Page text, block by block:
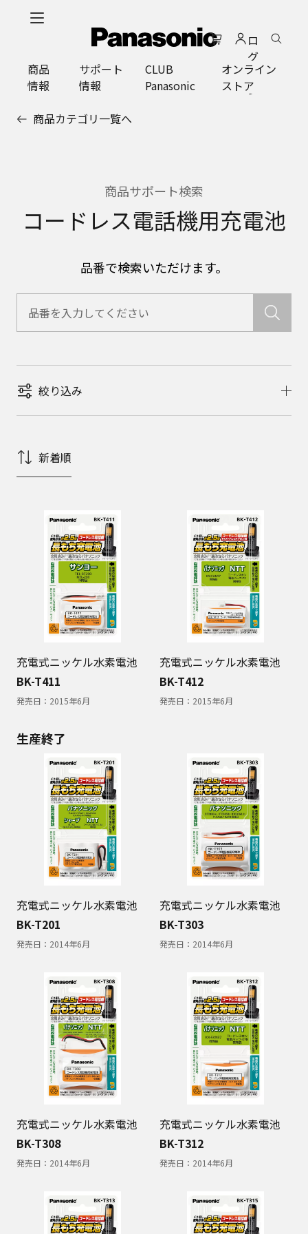
ロ
グ
イ
ン
商品
情報
サポート
情報
CLUB
Panasonic
オンライン
ストア
商品カテゴリ一覧へ
商品サポート検索
コードレス電話機用充電池
品番で検索いただけます。
絞り込み
新着順
充電式ニッケル水素電池
BK-T411
発売日： 2015年6月
充電式ニッケル水素電池
BK-T412
発売日： 2015年6月
生産終了
充電式ニッケル水素電池
BK-T201
発売日： 2014年6月
充電式ニッケル水素電池
BK-T303
発売日： 2014年6月
充電式ニッケル水素電池
BK-T308
発売日： 2014年6月
充電式ニッケル水素電池
BK-T312
発売日： 2014年6月